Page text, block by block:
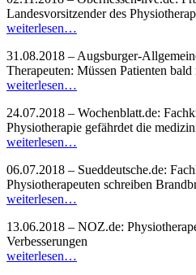
Landesvorsitzender des
weiterlesen…
31.08.2018 – Augsburger-
Therapeuten: Müssen Patienten
weiterlesen…
24.07.2018 – Wochenblatt.de:
Physiotherapie gefährdet die
weiterlesen…
06.07.2018 – Sueddeutsche.de:
Physiotherapeuten schreiben
weiterlesen…
13.06.2018 – NOZ.de:
Verbesserungen
weiterlesen…